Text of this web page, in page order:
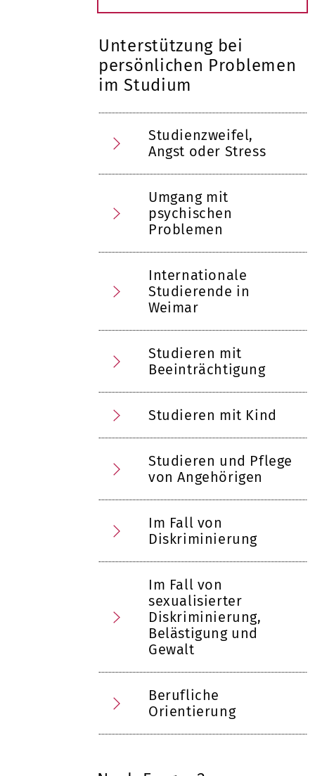
Unterstützung bei
persönlichen Problemen
im Studium
Studienzweifel,
Angst oder Stress
Umgang mit
psychischen
Problemen
Internationale
Studierende in
Weimar
Studieren mit
Beeinträchtigung
Studieren mit Kind
Studieren und Pflege
von Angehörigen
Im Fall von
Diskriminierung
Im Fall von
sexualisierter
Diskriminierung,
Belästigung und
Gewalt
Berufliche
Orientierung